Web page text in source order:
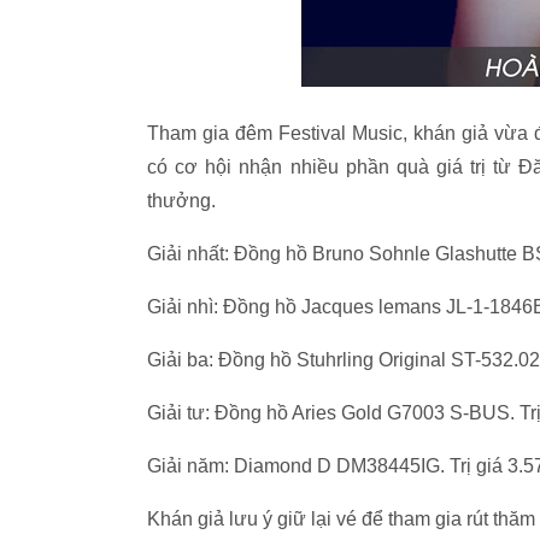
Tham gia đêm Festival Music, khán giả
có cơ hội nhận nhiều phần quà giá trị từ
thưởng.
Giải nhất: Đồng hồ Bruno Sohnle Glashutte
Giải nhì: Đồng hồ Jacques lemans JL-1-
Giải ba: Đồng hồ Stuhrling Original ST-
Giải tư: Đồng hồ Aries Gold G7003 S-BUS.
Giải năm: Diamond D DM38445IG. Trị giá
Khán giả lưu ý giữ lại vé để tham gia rút